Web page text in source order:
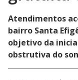
Atendimentos
bairro Santa
objetivo da
obstrutiva do